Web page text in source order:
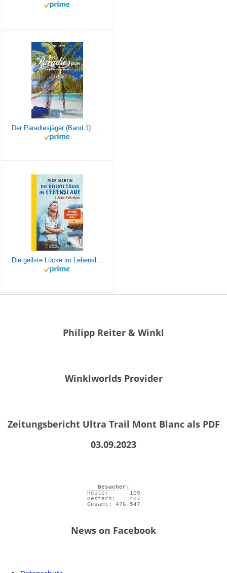
Der Paradiesjäger (Band 1): Für immer ausgestiegen
Die geilste Lücke im Lebenslauf: 6 Jahre Weltreisen | Der erfolgreiche Reisebericht erstmals im Taschenbuch
Philipp Reiter & Winkl
Winklworlds Provider
Zeitungsbericht Ultra Trail Mont Blanc als PDF
03.09.2023
Besucher:
Heute:
109
Gestern:
407
Gesamt:
476.547
News on Facebook